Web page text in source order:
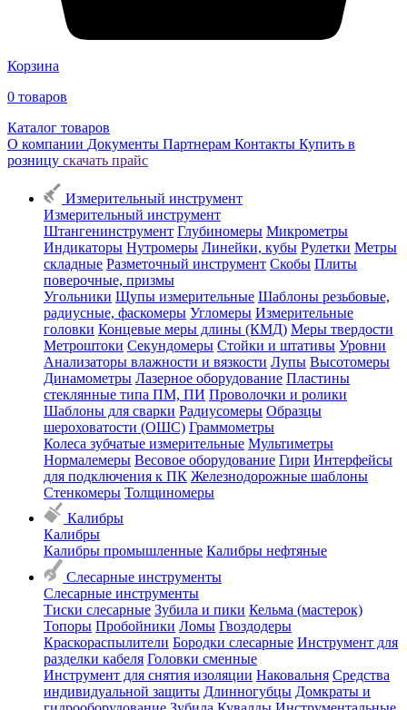
Корзина
0 товаров
Каталог товаров
О компании Документы Партнерам Контакты Купить в
розницу скачать прайс
Измерительный инструмент
Измерительный инструмент
Штангенинструмент Глубиномеры Микрометры
Индикаторы Нутромеры Линейки, кубы Рулетки Метры
складные Разметочный инструмент Скобы Плиты
поверочные, призмы
Угольники Щупы измерительные Шаблоны резьбовые,
радиусные, фаскомеры Угломеры Измерительные
головки Концевые меры длины (КМД) Меры твердости
Метроштоки Секундомеры Стойки и штативы Уровни
Анализаторы влажности и вязкости Лупы Высотомеры
Динамометры Лазерное оборудование Пластины
стеклянные типа ПМ, ПИ Проволочки и ролики
Шаблоны для сварки Радиусомеры Образцы
шероховатости (ОШС) Граммометры
Колеса зубчатые измерительные Мультиметры
Нормалемеры Весовое оборудование Гири Интерфейсы
для подключения к ПК Железнодорожные шаблоны
Стенкомеры Толщиномеры
Калибры
Калибры
Калибры промышленные Калибры нефтяные
Слесарные инструменты
Слесарные инструменты
Тиски слесарные Зубила и пики Кельма (мастерок)
Топоры Пробойники Ломы Гвоздодеры
Краскораспылители Бородки слесарные Инструмент для
разделки кабеля Головки сменные
Инструмент для снятия изоляции Наковальня Средства
индивидуальной защиты Длинногубцы Домкраты и